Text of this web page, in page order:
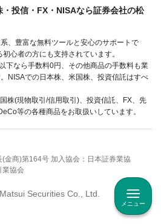
メニュー
投信・FX・NISAなら証券会社の松
、豊富な無料ツールと安心のサポートで
心者の方にも支持されています。
下なら手数料0円、その他商品の手数料も業
NISAでの日本株、米国株、投資信託はすべ
株(現物取引/信用取引)、投資信託、FX、先
等の各種商品をお取扱いしています。
金商)第164号 加入協会：日本証券業協
業協会
Securities Co., Ltd.